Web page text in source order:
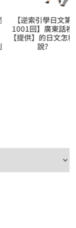
1日學5個日文的
【難讀漢字】，很快
你的語彙量就是高手
達人級別!! 第64日